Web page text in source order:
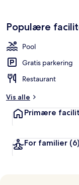
Populære
Pool
Gratis parkering
Restaurant
Vis alle
Primære
For familier (6)